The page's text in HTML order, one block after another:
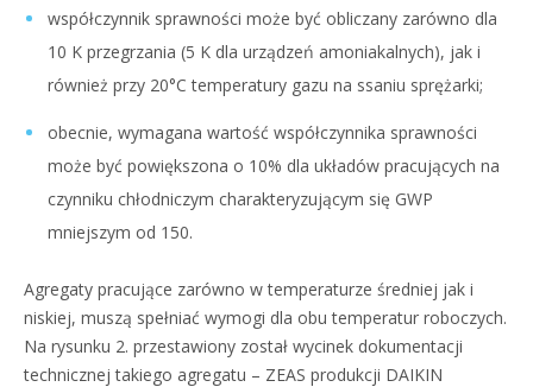
współczynnik sprawności może być obliczany zarówno dla
10 K przegrzania (5 K dla urządzeń amoniakalnych), jak i
również przy 20°C temperatury gazu na ssaniu sprężarki;
obecnie, wymagana wartość współczynnika sprawności
może być powiększona o 10% dla układów pracujących na
czynniku chłodniczym charakteryzującym się GWP
mniejszym od 150.
Agregaty pracujące zarówno w temperaturze średniej jak i
niskiej, muszą spełniać wymogi dla obu temperatur roboczych.
Na rysunku 2. przestawiony został wycinek dokumentacji
technicznej takiego agregatu – ZEAS produkcji DAIKIN